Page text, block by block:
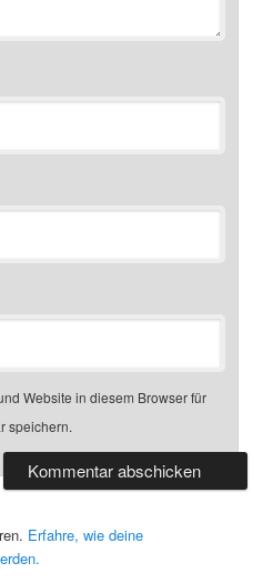
Website in diesem Browser für
speichern.
Erfahre, wie deine